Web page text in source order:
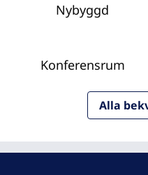
Nybyggd
Konferensrum
Alla